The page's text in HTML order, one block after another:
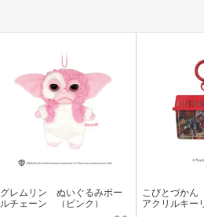
グレムリン ぬいぐるみボー
ルチェーン （ピンク）
こびとづか
アクリルキ